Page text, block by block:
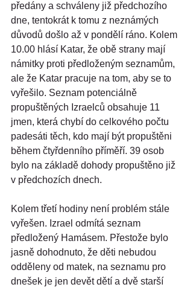
předány a schváleny již předchozího
dne, tentokrát k tomu z neznámých
důvodů došlo až v pondělí ráno. Kolem
10.00 hlásí Katar, že obě strany mají
námitky proti předloženým seznamům,
ale že Katar pracuje na tom, aby se to
vyřešilo. Seznam potenciálně
propuštěných Izraelců obsahuje 11
jmen, která chybí do celkového počtu
padesáti těch, kdo mají být propuštěni
během čtyřdenního příměří. 39 osob
bylo na základě dohody propuštěno již
v předchozích dnech.
Kolem třetí hodiny není problém stále
vyřešen. Izrael odmítá seznam
předložený Hamásem. Přestože bylo
jasně dohodnuto, že děti nebudou
odděleny od matek, na seznamu pro
dnešek je jen devět dětí a dvě starší